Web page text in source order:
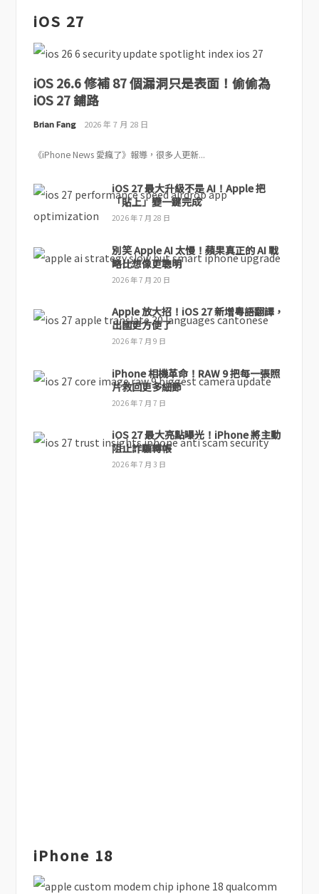
iOS 27
iOS 26.6 修補 87 個漏洞只是表面！偷偷為
iOS 27 鋪路
Brian Fang 2026 年 7 月 28 日
《iPhone News 愛瘋了》報導，很多人更新...
iOS 27 最大升級不是 AI！Apple 把
「貼上」變一鍵完成
2026 年 7 月 28 日
別笑 Apple AI 太慢！蘋果真正的 AI 戰
略比想像更聰明
2026 年 7 月 20 日
Apple 放大招！iOS 27 新增粵語翻譯，
出國更方便了
2026 年 7 月 9 日
iPhone 相機革命！RAW 9 把每一張照
片救回更多細節
2026 年 7 月 7 日
iOS 27 最大亮點曝光！iPhone 將主動
阻止詐騙轉帳
2026 年 7 月 3 日
iPhone 18